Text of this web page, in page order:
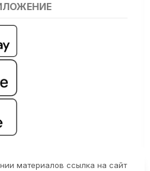
материалов ссылка на сайт